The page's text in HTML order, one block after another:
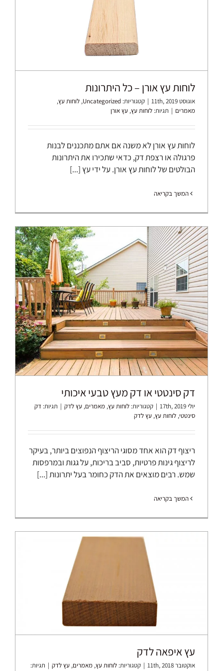
לוחות עץ אורן – כל היתרונות
אוגוסט 11th, 2019 | קטגוריות: Uncategorized
, לוחות עץ,
מאמרים | תגיות: לוחות עץ, עץ אורן
לוחות עץ אורן לא משנה אם אתם מתכננים לבנות
פרגולה או רצפת דק, כדאי שתכירו את היתרונות
הבולטים של לוחות עץ אורן. על ידי עץ [...]
המשך בקריאה
דק סינטטי או דק מעץ טבעי איכותי
יולי 17th, 2019 | קטגוריות: לוחות עץ, מאמרים, עץ לדק | תגיות: דק
סינטטי, לוחות עץ, עץ לדק
ריצוף דק הוא אחד מסוגי הריצוף הנפוצים ביותר, בעיקר
לריצוף גינות פרטיות, סביב בריכות, על גגות ובמרפסות
שמש. רבים מוצאים את הדק כחומר בעל יתרונות [...]
המשך בקריאה
עץ איפאה לדק
אוקטובר 11th, 2018 | קטגוריות: לוחות עץ, מאמרים, עץ לדק | תגיות: